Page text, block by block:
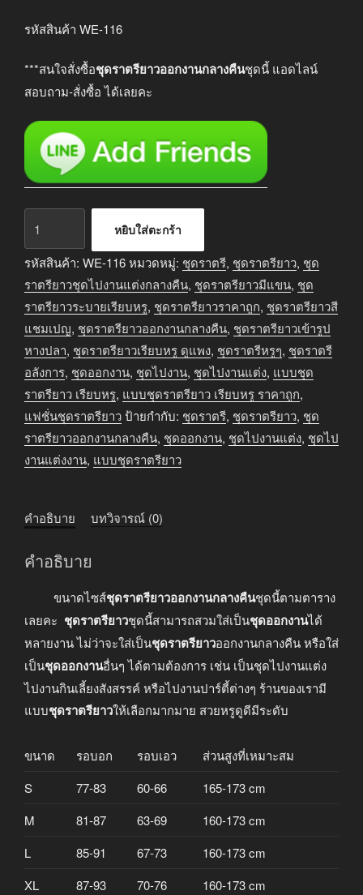
was:
รหัสสินค้า WE-116
***สนใจสั่งซื้อชุดราตรียาวออกงานกลางคืนชุดนี้ แอดไลน์
สอบถาม-สั่งซื้อ ได้เลยคะ
ชุด
ราตรี
ยาว
สี
แชมเปญ
ชิ้น
หยิบใส่ตะกร้า
รหัสสินค้า: WE-116หมวดหมู่: ชุดราตรี, ชุดราตรียาว, ชุด
ราตรียาวชุดไปงานแต่งกลางคืน, ชุดราตรียาวมีแขน, ชุด
ราตรียาวระบายเรียบหรู, ชุดราตรียาวราคาถูก, ชุดราตรียาวสี
แชมเปญ, ชุดราตรียาวออกงานกลางคืน, ชุดราตรียาวเข้ารูป
หางปลา, ชุดราตรียาวเรียบหรู ดูแพง, ชุดราตรีหรูๆ, ชุดราตรี
อลังการ, ชุดออกงาน, ชุดไปงาน, ชุดไปงานแต่ง, แบบชุด
ราตรียาว เรียบหรู, แบบชุดราตรียาว เรียบหรู ราคาถูก,
แฟชั่นชุดราตรียาวป้ายกำกับ: ชุดราตรี, ชุดราตรียาว, ชุด
ราตรียาวออกงานกลางคืน, ชุดออกงาน, ชุดไปงานแต่ง, ชุดไป
งานแต่งงาน, แบบชุดราตรียาว
คำอธิบาย บทวิจารณ์ (0)
คำอธิบาย
ขนาดไซส์ชุดราตรียาวออกงานกลางคืนชุดนี้ตามตาราง
เลยคะ ชุดราตรียาวชุดนี้สามารถสวมใส่เป็นชุดออกงานได้
หลายงาน ไม่ว่าจะใส่เป็นชุดราตรียาวออกงานกลางคืน หรือใส่
เป็นชุดออกงานอื่นๆ ได้ตามต้องการ เช่น เป็นชุดไปงานแต่ง
ไปงานกินเลี้ยงสังสรรค์ หรือไปงานปาร์ตี้ต่างๆ ร้านของเรามี
แบบชุดราตรียาวให้เลือกมากมาย สวยหรูดูดีมีระดับ
ขนาด รอบอก รอบเอว
ส่วนสูงที่เหมาะสม
S
77-83 60-66
165-173 cm
M
81-87 63-69
160-173 cm
L
85-91 67-73
160-173 cm
XL
87-93 70-76
160-173 cm